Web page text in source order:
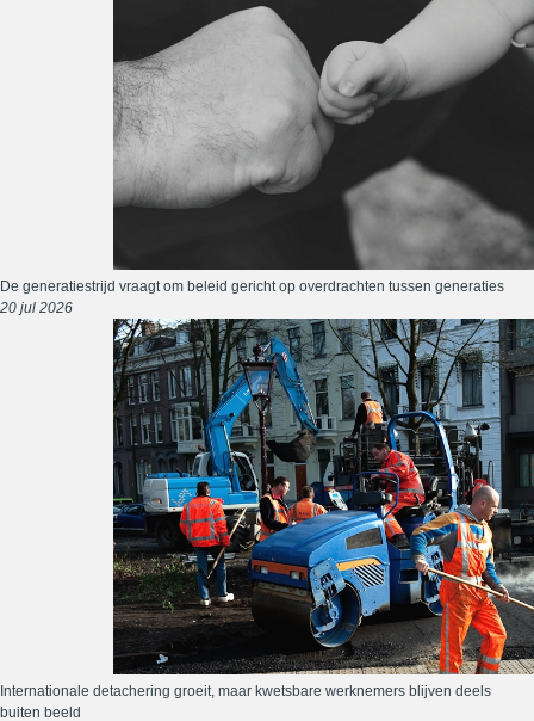
De generatiestrijd vraagt om beleid gericht op overdrachten tussen generaties
20 jul 2026
Internationale detachering groeit, maar kwetsbare werknemers blijven deels
buiten beeld